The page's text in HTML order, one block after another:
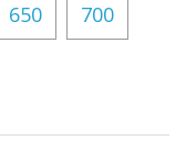
650
700